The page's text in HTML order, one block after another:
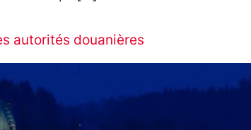
autorités douanières